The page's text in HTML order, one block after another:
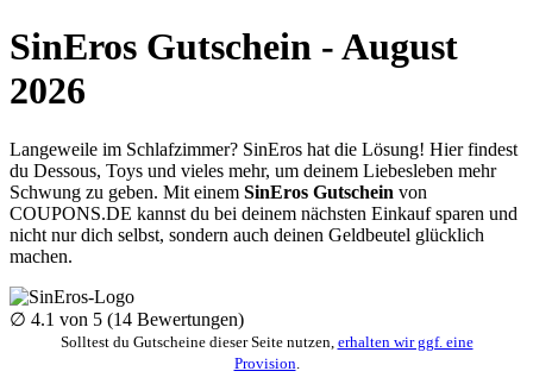
SinEros Gutschein - August
2026
Langeweile im Schlafzimmer? SinEros hat die Lösung! Hier findest
du Dessous, Toys und vieles mehr, um deinem Liebesleben mehr
Schwung zu geben. Mit einem SinEros Gutschein von
COUPONS.DE kannst du bei deinem nächsten Einkauf sparen und
nicht nur dich selbst, sondern auch deinen Geldbeutel glücklich
machen.
∅ 4.1 von 5 (14 Bewertungen)
Solltest du Gutscheine dieser Seite nutzen, erhalten wir ggf. eine
Provision